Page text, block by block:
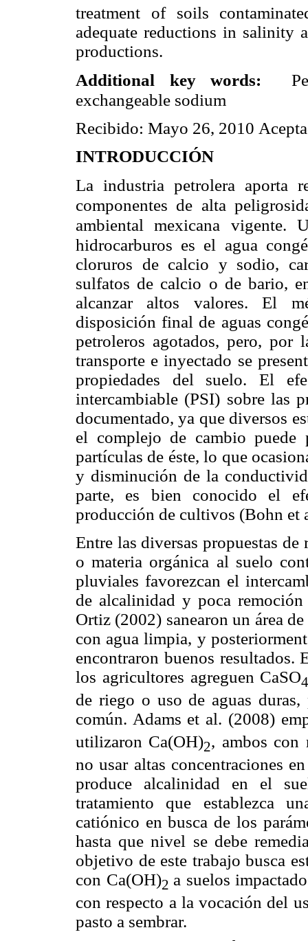
treatment of soils
adequate reductions in salinity
productions.
Additional key words:
exchangeable sodium
Recibido: Mayo 26, 2010
INTRODUCCIÓN
La industria petrolera aporta
componentes de alta
ambiental mexicana vigente.
hidrocarburos es el agua
cloruros de calcio y sodio,
sulfatos de calcio o de bario,
alcanzar altos valores.El
disposición final de aguas
petroleros agotados, pero, por
transporte e inyectado se
propiedades del suelo. El
intercambiable (PSI) sobre las
documentado, ya que diversos
el complejo de cambio puede
partículas de éste, lo que
y disminución de la
parte, es bien conocido el
producción de cultivos (Bohn et
Entre las diversas propuestas de
o materia orgánica al suelo
pluviales favorezcan el
de alcalinidad y poca
Ortiz (2002) sanearon un área
con agua limpia, y
encontraron buenos
los agricultores agreguen CaSO
de riego o uso de aguas
común. Adams et al. (2008)
utilizaron Ca(OH)2, ambos con
no usar altas concentraciones
produce alcalinidad en el
tratamiento que establezca
catiónico en busca de los
hasta que nivel se debe
objetivo de este trabajo busca
con Ca(OH)2 a suelos
con respecto a la vocación del
pasto a sembrar.